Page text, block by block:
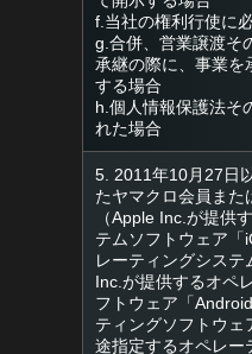
f.当社の権利行使に
g.合併、営業譲渡そ
承継の際に、事業を
する場合
h.個人情報保護法そ
れた場合
5. 2011年10月27日
たヤマクロ会員また
（Apple Inc.が提供
テムソフトウェア「
レーティングシス
Inc.が提供するオペ
フトウェア「
ティングソフトウェ
途指定するオペレー